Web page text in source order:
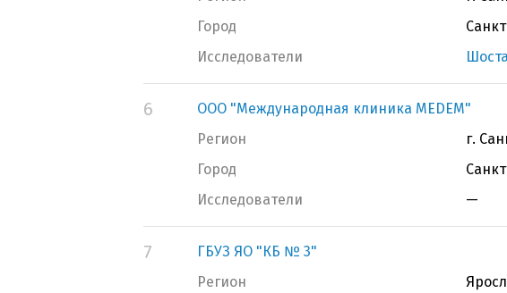
Город
Исследователи
6
ООО "Международная клиника MEDEM"
Регион
г.
Город
Исследователи
—
7
ГБУЗ ЯО "КБ № 3"
Регион